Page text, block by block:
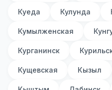
Куеда Кулунда
Кумылженская
Курганинск
Кущевская Кызыл